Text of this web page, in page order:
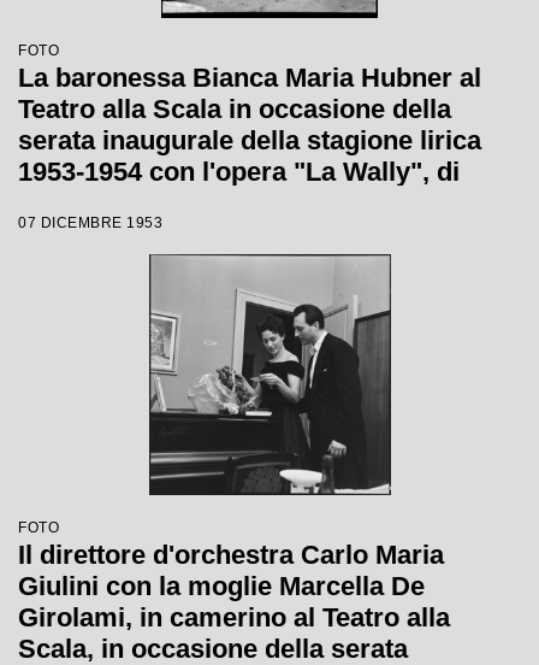
FOTO
La baronessa Bianca Maria Hubner al
Teatro alla Scala in occasione della
serata inaugurale della stagione lirica
1953-1954 con l'opera "La Wally", di
Giulini, con la regia di Tatiana Pavlova
07 DICEMBRE 1953
FOTO
Il direttore d'orchestra Carlo Maria
Giulini con la moglie Marcella De
Girolami, in camerino al Teatro alla
Scala, in occasione della serata